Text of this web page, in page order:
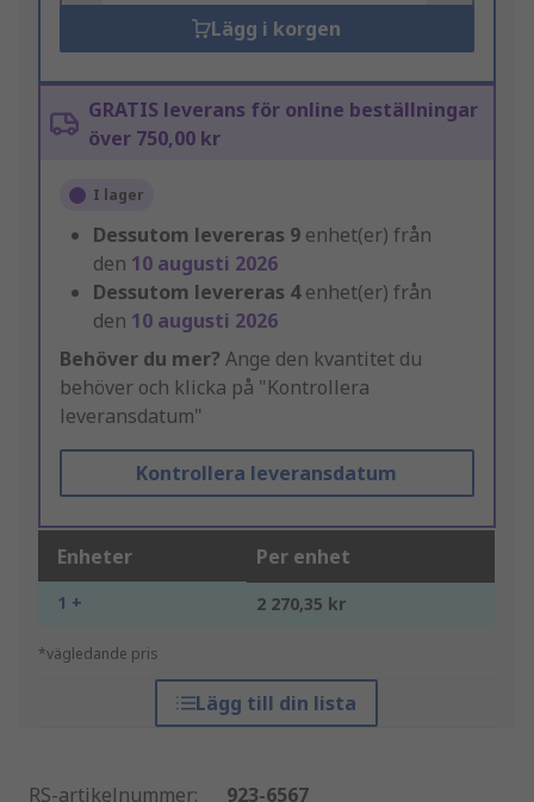
Lägg i korgen
GRATIS leverans för online beställningar
över 750,00 kr
I lager
Dessutom levereras 9 enhet(er) från
den 10 augusti 2026
Dessutom levereras 4enhet(er) från
den 10 augusti 2026
Behöver du mer? Ange den kvantitet du
behöver och klicka på "Kontrollera
leveransdatum"
Kontrollera leveransdatum
Enheter Per enhet
1 + 2 270,35 kr
*vägledande pris
Lägg till din lista
RS-artikelnummer:
923-6567